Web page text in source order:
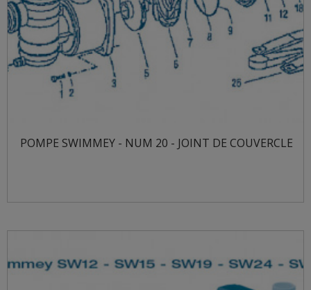
POMPE SWIMMEY - NUM 20 - JOINT DE COUVERCLE